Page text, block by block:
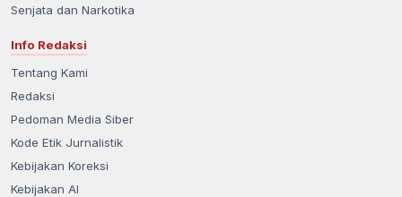
Senjata dan Narkotika
Info Redaksi
Tentang Kami
Redaksi
Pedoman Media Siber
Kode Etik Jurnalistik
Kebijakan Koreksi
Kebijakan AI